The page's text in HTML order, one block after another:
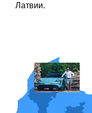
Латвии.